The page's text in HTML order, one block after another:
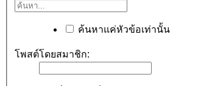
ค้นหาแค่หัวข้อเท่านั้น
โพสต์โดยสมาชิก: